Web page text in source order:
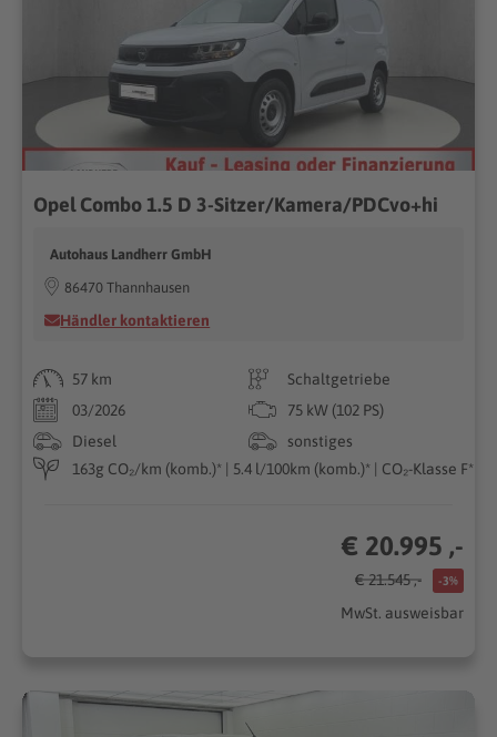
Opel Combo 1.5 D 3-Sitzer/Kamera/PDCvo+hi
Autohaus Landherr GmbH
86470 Thannhausen
Händler kontaktieren
57 km
Schaltgetriebe
03/2026
75 kW (102 PS)
Diesel
sonstiges
163g CO₂/km (komb.)* | 5.4 l/100km (komb.)* | CO₂-Klasse F*
€ 20.995 ,-
€ 21.545 ,- -3%
MwSt. ausweisbar